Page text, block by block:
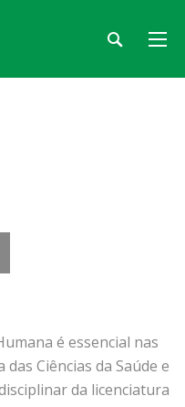
é essencial nas
Ciências da Saúde e
da licenciatura